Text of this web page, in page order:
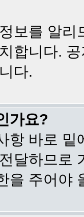
보를 알
합니다.
다.
가요?
항 바로
달하므로
을 주어야